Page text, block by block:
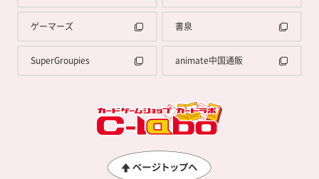
ゲーマーズ 書泉
SuperGroupies animate中国通販